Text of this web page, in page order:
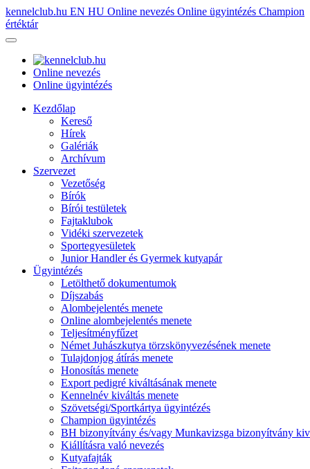
kennelclub.hu EN HU Online nevezés Online ügyintézés Champion
értéktár
Online nevezés
Online ügyintézés
Kezdőlap
Kereső
Hírek
Galériák
Archívum
Szervezet
Vezetőség
Bírók
Bírói testületek
Fajtaklubok
Vidéki szervezetek
Sportegyesületek
Junior Handler és Gyermek kutyapár
Ügyintézés
Letölthető dokumentumok
Díjszabás
Alombejelentés menete
Online alombejelentés menete
Teljesítményfűzet
Német Juhászkutya törzskönyvezésének menete
Tulajdonjog átírás menete
Honosítás menete
Export pedigré kiváltásának menete
Kennelnév kiváltás menete
Szövetségi/Sportkártya ügyintézés
Champion ügyintézés
BH bizonyítvány és/vagy Munkavizsga bizonyítvány
Kiállításra való nevezés
Kutyafajták